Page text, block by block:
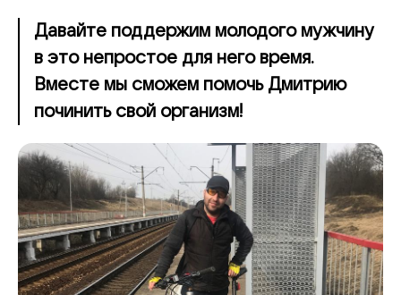
Давайте поддержим молодого мужчину
в это непростое для него время.
Вместе мы сможем помочь Дмитрию
починить свой организм!